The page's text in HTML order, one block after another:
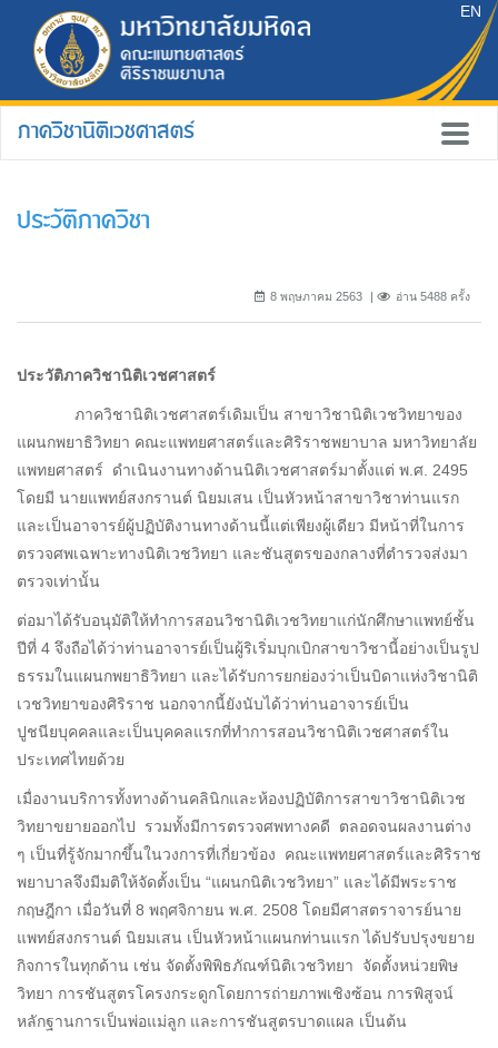
EN
ภาควิชานิติเวชศาสตร์
ประวัติภาควิชา
8 พฤษภาคม 2563 อ่าน 5488 ครั้ง
ประวัติภาควิชานิติเวชศาสตร์
ภาควิชานิติเวชศาสตร์เดิมเป็น สาขาวิชานิติเวชวิทยาของ
แผนกพยาธิวิทยา คณะแพทยศาสตร์และศิริราชพยาบาล มหาวิทยาลัย
แพทยศาสตร์ ดำเนินงานทางด้านนิติเวชศาสตร์มาตั้งแต่ พ.ศ. 2495
โดยมี นายแพทย์สงกรานต์ นิยมเสน เป็นหัวหน้าสาขาวิชาท่านแรก
และเป็นอาจารย์ผู้ปฏิบัติงานทางด้านนี้แต่เพียงผู้เดียว มีหน้าที่ในการ
ตรวจศพเฉพาะทางนิติเวชวิทยา และชันสูตรของกลางที่ตำรวจส่งมา
ตรวจเท่านั้น
ต่อมาได้รับอนุมัติให้ทำการสอนวิชานิติเวชวิทยาแก่นักศึกษาแพทย์ชั้น
ปีที่ 4 จึงถือได้ว่าท่านอาจารย์เป็นผู้ริเริ่มบุกเบิกสาขาวิชานี้อย่างเป็นรูป
ธรรมในแผนกพยาธิวิทยา และได้รับการยกย่องว่าเป็นบิดาแห่งวิชานิติ
เวชวิทยาของศิริราช นอกจากนี้ยังนับได้ว่าท่านอาจารย์เป็น
ปูชนียบุคคลและเป็นบุคคลแรกที่ทำการสอนวิชานิติเวชศาสตร์ใน
ประเทศไทยด้วย
เมื่องานบริการทั้งทางด้านคลินิกและห้องปฏิบัติการสาขาวิชานิติเวช
วิทยาขยายออกไป รวมทั้งมีการตรวจศพทางคดี ตลอดจนผลงานต่าง
ๆ เป็นที่รู้จักมากขึ้นในวงการที่เกี่ยวข้อง คณะแพทยศาสตร์และศิริราช
พยาบาลจึงมีมติให้จัดตั้งเป็น “แผนกนิติเวชวิทยา” และได้มีพระราช
กฤษฎีกา เมื่อวันที่ 8 พฤศจิกายน พ.ศ. 2508 โดยมีศาสตราจารย์นาย
แพทย์สงกรานต์ นิยมเสน เป็นหัวหน้าแผนกท่านแรก ได้ปรับปรุงขยาย
กิจการในทุกด้าน เช่น จัดตั้งพิพิธภัณฑ์นิติเวชวิทยา จัดตั้งหน่วยพิษ
วิทยา การชันสูตรโครงกระดูกโดยการถ่ายภาพเชิงซ้อน การพิสูจน์
หลักฐานการเป็นพ่อแม่ลูก และการชันสูตรบาดแผล เป็นต้น